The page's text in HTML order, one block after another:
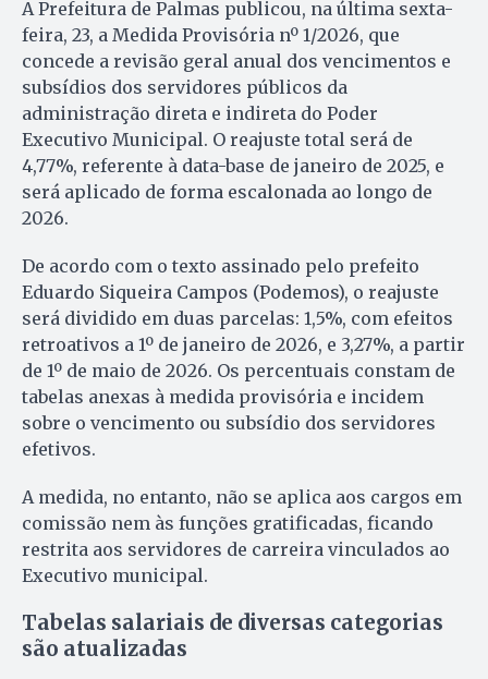
A Prefeitura de Palmas publicou, na última sexta-
feira, 23, a Medida Provisória nº 1/2026, que
concede a revisão geral anual dos vencimentos e
subsídios dos servidores públicos da
administração direta e indireta do Poder
Executivo Municipal. O reajuste total será de
4,77%, referente à data-base de janeiro de 2025, e
será aplicado de forma escalonada ao longo de
2026.
De acordo com o texto assinado pelo prefeito
Eduardo Siqueira Campos (Podemos), o reajuste
será dividido em duas parcelas: 1,5%, com efeitos
retroativos a 1º de janeiro de 2026, e 3,27%, a partir
de 1º de maio de 2026. Os percentuais constam de
tabelas anexas à medida provisória e incidem
sobre o vencimento ou subsídio dos servidores
efetivos.
A medida, no entanto, não se aplica aos cargos em
comissão nem às funções gratificadas, ficando
restrita aos servidores de carreira vinculados ao
Executivo municipal.
Tabelas salariais de diversas categorias
são atualizadas